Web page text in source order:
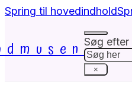
Spring til hovedindhold
Søg
Søg
×